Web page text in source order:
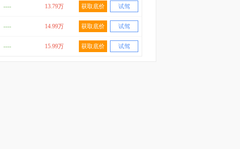
---- 13.79万 获取底价 试驾
---- 14.99万 获取底价 试驾
---- 15.99万 获取底价 试驾